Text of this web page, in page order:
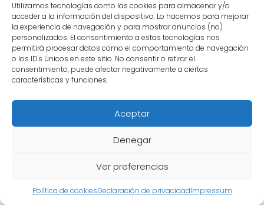
Utilizamos tecnologías como las cookies para almacenar y/o
acceder a la información del dispositivo. Lo hacemos para mejorar
la experiencia de navegación y para mostrar anuncios (no)
personalizados. El consentimiento a estas tecnologías nos
permitirá procesar datos como el comportamiento de navegación
o los ID's únicos en este sitio. No consentir o retirar el
consentimiento, puede afectar negativamente a ciertas
características y funciones.
Aceptar
Denegar
Ver preferencias
Política de cookiesDeclaración de privacidadImpressum
familiar deAndroide 18yKrilinen un mundo
lleno de batallas y peligros.
Marrones una niña muy consentida por sus
padres y siempre está rodeada de amor y
protección. A pesar de no tener habilidades
de lucha, ella demuestra ser valiente y audaz
en varias ocasiones, mostrando que incluso
los personajes sin poderes pueden tener un
mucho a su madre, con el cabello rubio y los